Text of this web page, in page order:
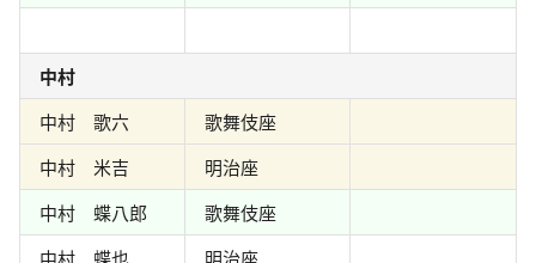
中村
中村 歌六
歌舞伎座
中村 米吉
明治座
中村 蝶八郎
歌舞伎座